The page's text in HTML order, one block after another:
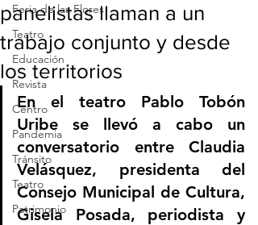
Feria de las Flores
Teatro
Educación
Revista
Centro
Pandemia
Tránsito
Teatro
Patrimonio
panelistas llaman a un
trabajo conjunto y desde
los territorios
En el teatro Pablo Tobón
Uribe se llevó a cabo un
conversatorio entre Claudia
Velásquez, presidenta del
Consejo Municipal de Cultura,
Gisela Posada, periodista y